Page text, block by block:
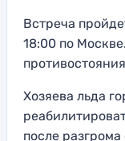
Встреча
18:00 по
Хозяева льда
после